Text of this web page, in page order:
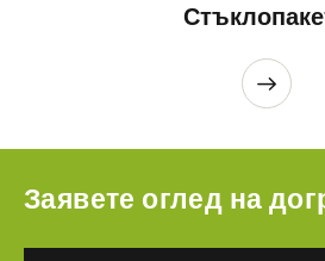
Заявете оглед на